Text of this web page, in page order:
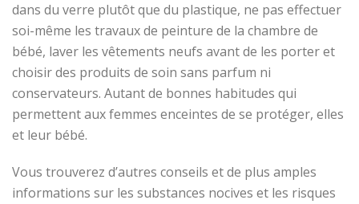
dans du verre plutôt que du plastique, ne pas effectuer
soi-même les travaux de peinture de la chambre de
bébé, laver les vêtements neufs avant de les porter et
choisir des produits de soin sans parfum ni
conservateurs. Autant de bonnes habitudes qui
permettent aux femmes enceintes de se protéger, elles
et leur bébé.
Vous trouverez d’autres conseils et de plus amples
informations sur les substances nocives et les risques